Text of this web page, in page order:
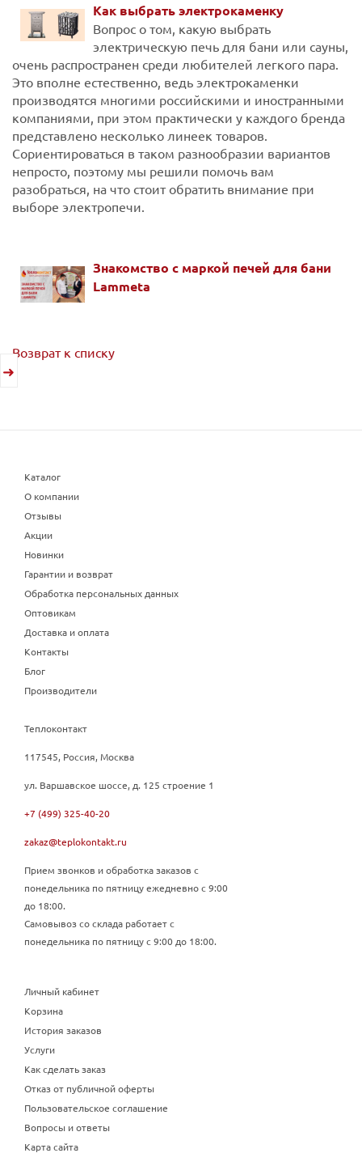
Как выбрать электрокаменку
Вопрос о том, какую выбрать
электрическую печь для бани или сауны,
очень распространен среди любителей легкого пара.
Это вполне естественно, ведь электрокаменки
производятся многими российскими и иностранными
компаниями, при этом практически у каждого бренда
представлено несколько линеек товаров.
Сориентироваться в таком разнообразии вариантов
непросто, поэтому мы решили помочь вам
разобраться, на что стоит обратить внимание при
выборе электропечи.
Знакомство с маркой печей для бани
Lammeta
Возврат к списку
Каталог
О компании
Отзывы
Акции
Новинки
Гарантии и возврат
Обработка персональных данных
Оптовикам
Доставка и оплата
Контакты
Блог
Производители
Теплоконтакт
117545, Россия, Москва
ул. Варшавское шоссе, д. 125 строение 1
+7 (499) 325-40-20
zakaz@teplokontakt.ru
Прием звонков и обработка заказов с
понедельника по пятницу ежедневно с 9:00
до 18:00.
Самовывоз со склада работает с
понедельника по пятницу с 9:00 до 18:00.
Личный кабинет
Корзина
История заказов
Услуги
Как сделать заказ
Отказ от публичной оферты
Пользовательское соглашение
Вопросы и ответы
Карта сайта